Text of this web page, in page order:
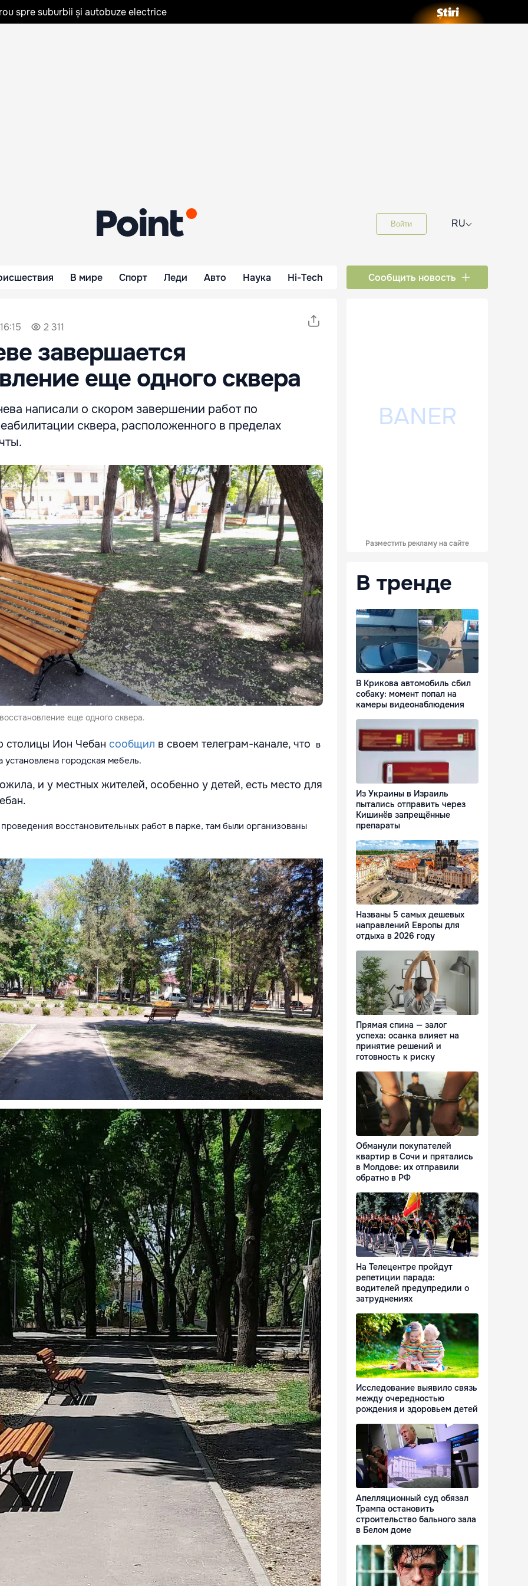
spre suburbii și autobuze electrice
Войти RU⌵
В мире Спорт Леди Авто Наука Hi-Tech Сообщить новость
2 311
завершается
еще одного сквера
написали о скором завершении работ по
сквера, расположенного в пределах
еще одного сквера.
столицы Ион Чебан сообщил в своем телеграм-канале, что в
установлена городская мебель.
и у местных жителей, особенно у детей, есть место для
восстановительных работ в парке, там были организованы
Разместить рекламу на сайте
В тренде
В Крикова автомобиль сбил
собаку: момент попал на
камеры видеонаблюдения
Из Украины в Израиль
пытались отправить через
Кишинёв запрещённые
препараты
Названы 5 самых дешевых
направлений Европы для
отдыха в 2026 году
Прямая спина — залог
успеха: осанка влияет на
принятие решений и
готовность к риску
Обманули покупателей
квартир в Сочи и прятались
в Молдове: их отправили
обратно в РФ
На Телецентре пройдут
репетиции парада:
водителей предупредили о
затруднениях
Исследование выявило связь
между очередностью
рождения и здоровьем детей
Апелляционный суд обязал
Трампа остановить
строительство бального зала
в Белом доме